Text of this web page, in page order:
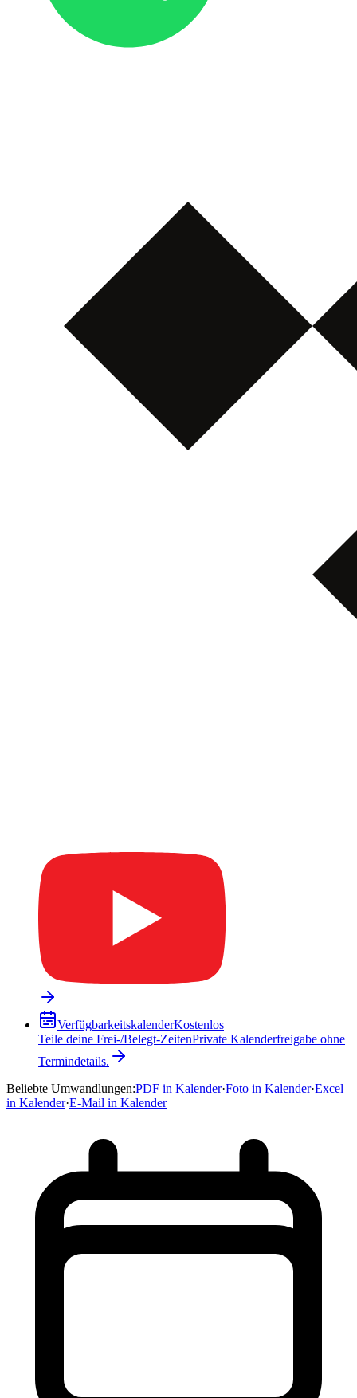
VerfügbarkeitskalenderKostenlos
Teile deine Frei-/Belegt-ZeitenPrivate Kalenderfreigabe ohne
Termindetails.
Beliebte Umwandlungen:PDF in Kalender·Foto in Kalender·Excel
in Kalender·E-Mail in Kalender